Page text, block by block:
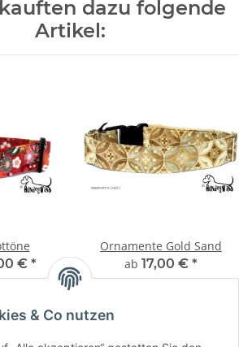
dazu folgende
Artikel:
€ *
Ornamente Gold Sand
ab 17,00 € *
& Co nutzen